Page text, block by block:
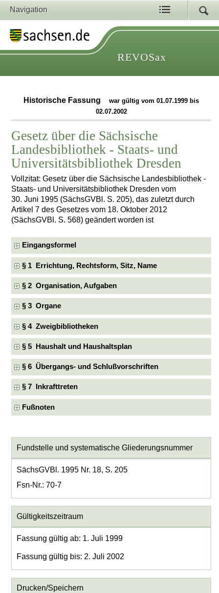
Navigation
REVOSax
Historische Fassung
war gültig vom 01.07.1999 bis
02.07.2002
Gesetz über die Sächsische
Landesbibliothek - Staats- und
Universitätsbibliothek Dresden
Vollzitat: Gesetz über die Sächsische Landesbibliothek -
Staats- und Universitätsbibliothek Dresden vom
30. Juni 1995 (SächsGVBl. S. 205), das zuletzt durch
Artikel 7 des Gesetzes vom 18. Oktober 2012
(SächsGVBl. S. 568) geändert worden ist
Eingangsformel
§ 1 Errichtung, Rechtsform, Sitz, Name
§ 2 Organisation, Aufgaben
§ 3 Organe
§ 4 Zweigbibliotheken
§ 5 Haushalt und Haushaltsplan
§ 6 Übergangs- und Schlußvorschriften
§ 7 Inkrafttreten
Fußnoten
Fundstelle und systematische Gliederungsnummer
SächsGVBl. 1995 Nr. 18, S. 205
Fsn-Nr.: 70-7
Gültigkeitszeitraum
Fassung gültig ab: 1. Juli 1999
Fassung gültig bis: 2. Juli 2002
Drucken/Speichern